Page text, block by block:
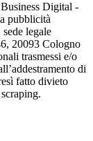
Digital -
pubblicità
legale
20093 Cologno
trasmessi e/o
di
fatto divieto